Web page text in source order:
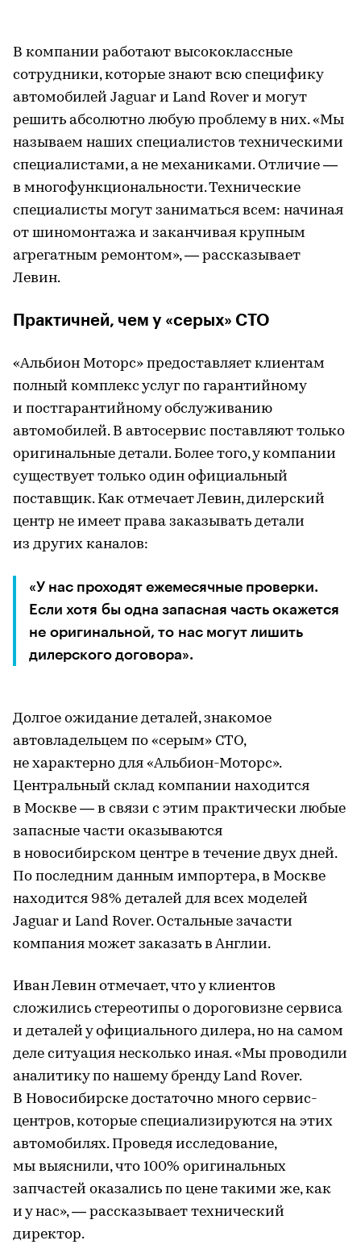
В компании работают высококлассные
сотрудники, которые знают всю специфику
автомобилей Jaguar и Land Rover и могут
решить абсолютно любую проблему в них. «Мы
называем наших специалистов техническими
специалистами, а не механиками. Отличие —
в многофункциональности. Технические
специалисты могут заниматься всем: начиная
от шиномонтажа и заканчивая крупным
агрегатным ремонтом», — рассказывает
Левин.
Практичней, чем у «серых» СТО
«Альбион Моторс» предоставляет клиентам
полный комплекс услуг по гарантийному
и постгарантийному обслуживанию
автомобилей. В автосервис поставляют только
оригинальные детали. Более того, у компании
существует только один официальный
поставщик. Как отмечает Левин, дилерский
центр не имеет права заказывать детали
из других каналов:
«У нас проходят ежемесячные проверки.
Если хотя бы одна запасная часть окажется
не оригинальной, то нас могут лишить
дилерского договора».
Долгое ожидание деталей, знакомое
автовладельцем по «серым» СТО,
не характерно для «Альбион-Моторс».
Центральный склад компании находится
в Москве — в связи с этим практически любые
запасные части оказываются
в новосибирском центре в течение двух дней.
По последним данным импортера, в Москве
находится 98% деталей для всех моделей
Jaguar и Land Rover. Остальные зачасти
компания может заказать в Англии.
Иван Левин отмечает, что у клиентов
сложились стереотипы о дороговизне сервиса
и деталей у официального дилера, но на самом
деле ситуация несколько иная. «Мы проводили
аналитику по нашему бренду Land Rover.
В Новосибирске достаточно много сервис-
центров, которые специализируются на этих
автомобилях. Проведя исследование,
мы выяснили, что 100% оригинальных
запчастей оказались по цене такими же, как
и у нас», — рассказывает технический
директор.